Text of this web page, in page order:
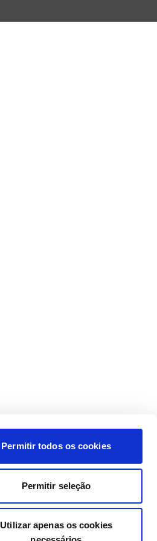
Permitir todos os cookies
Permitir seleção
Utilizar apenas os cookies